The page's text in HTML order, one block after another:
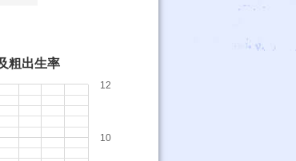
粗出生率
10
12